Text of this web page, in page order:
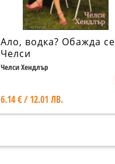
Ало, водка? Обажда се
Челси
Челси Хендлър
6.14 € / 12.01 ЛВ.